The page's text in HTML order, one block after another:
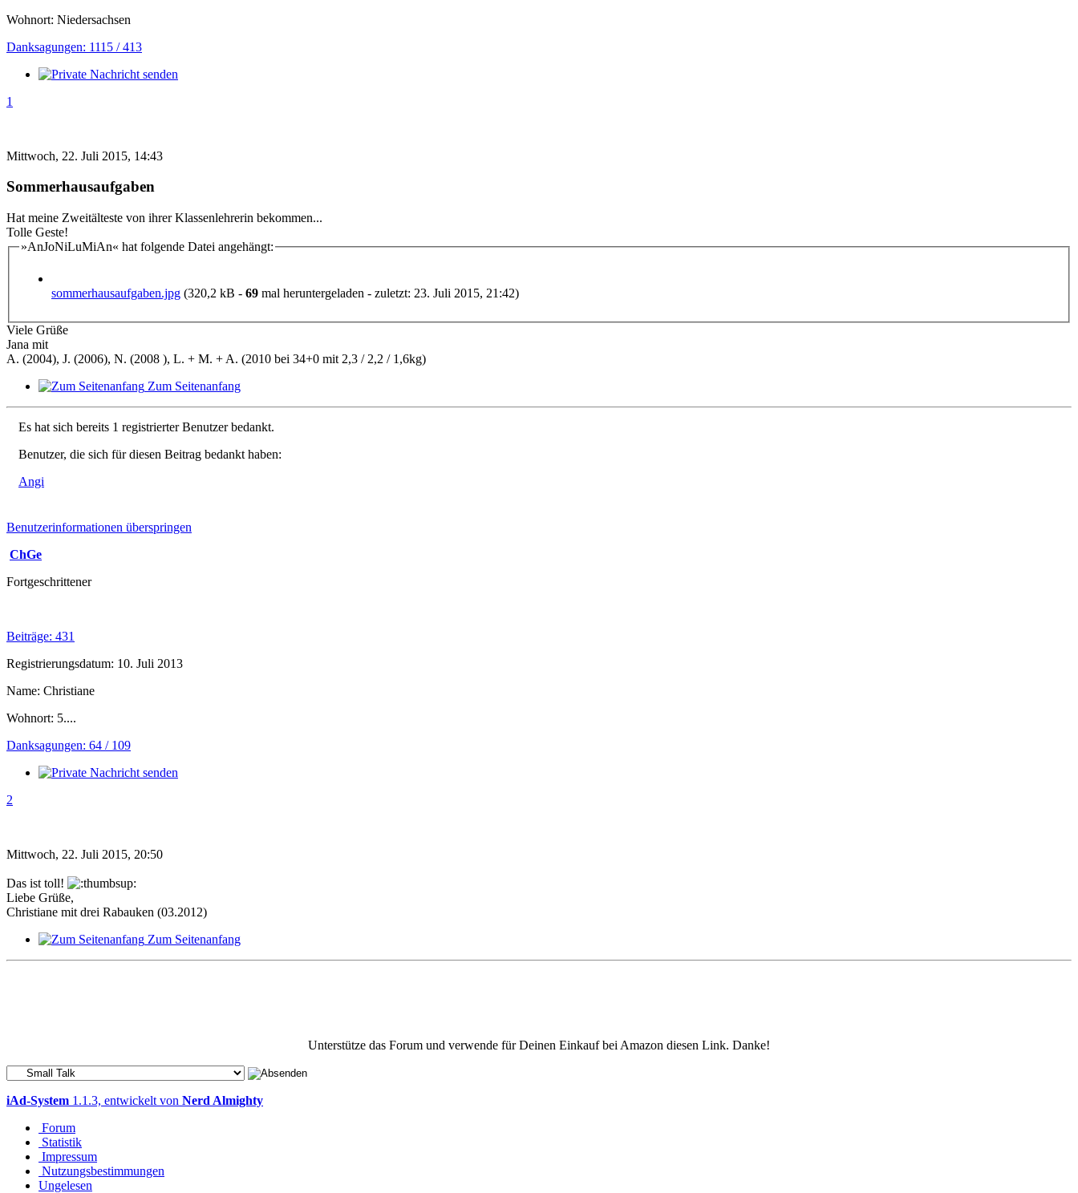
Wohnort: Niedersachsen
Danksagungen: 1115 / 413
1
Mittwoch, 22. Juli 2015, 14:43
Sommerhausaufgaben
Hat meine Zweitälteste von ihrer Klassenlehrerin bekommen...
Tolle Geste!
»AnJoNiLuMiAn« hat folgende Datei angehängt:
sommerhausaufgaben.jpg (320,2 kB - 69 mal heruntergeladen - zuletzt: 23. Juli 2015, 21:42)
Viele Grüße
Jana mit
A. (2004), J. (2006), N. (2008 ), L. + M. + A. (2010 bei 34+0 mit 2,3 / 2,2 / 1,6kg)
Zum Seitenanfang
Es hat sich bereits 1 registrierter Benutzer bedankt.
Benutzer, die sich für diesen Beitrag bedankt haben:
Angi
Benutzerinformationen überspringen
ChGe
Fortgeschrittener
Beiträge: 431
Registrierungsdatum: 10. Juli 2013
Name: Christiane
Wohnort: 5....
Danksagungen: 64 / 109
2
Mittwoch, 22. Juli 2015, 20:50
Das ist toll!
Liebe Grüße,
Christiane mit drei Rabauken (03.2012)
Zum Seitenanfang
Unterstütze das Forum und verwende für Deinen Einkauf bei Amazon diesen Link. Danke!
iAd-System 1.1.3, entwickelt von Nerd Almighty
Forum
Statistik
Impressum
Nutzungsbestimmungen
Ungelesen